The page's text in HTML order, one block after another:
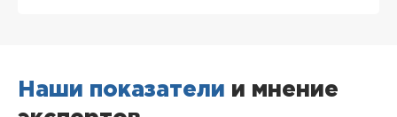
Наши показатели и мнение